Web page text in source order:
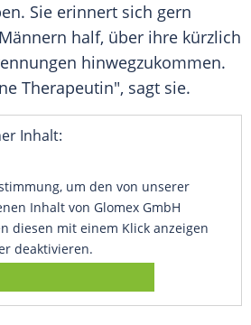
Sie erinnert sich gern
half, über ihre kürzlich
hinwegzukommen.
Therapeutin", sagt sie.
Inhalt:
um den von unserer
Inhalt von Glomex GmbH
diesen mit einem Klick anzeigen
deaktivieren.